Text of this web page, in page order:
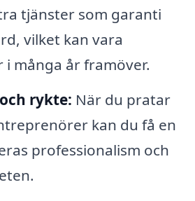
tjänster som garanti
vilket kan vara
många år framöver.
rykte: När du pratar
kan du få en
professionalism och